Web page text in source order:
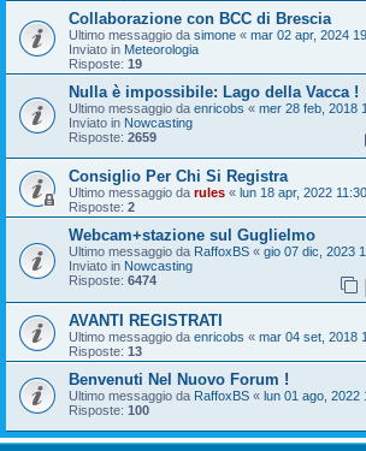
Collaborazione con BCC di Brescia
Ultimo messaggio da simone « mar 02 apr, 2024
Inviato in Meteorologia
Risposte: 19
Nulla è impossibile: Lago della Vacca !
Ultimo messaggio da enricobs « mer 28 feb, 2018
Inviato in Nowcasting
Risposte: 2659
Consiglio Per Chi Si Registra
Ultimo messaggio da rules « lun 18 apr, 2022 11:30
Risposte: 2
Webcam+stazione sul Guglielmo
Ultimo messaggio da RaffoxBS « gio 07 dic, 2023
Inviato in Nowcasting
Risposte: 6474
AVANTI REGISTRATI
Ultimo messaggio da enricobs « mar 04 set, 2018
Risposte: 13
Benvenuti Nel Nuovo Forum !
Ultimo messaggio da RaffoxBS « lun 01 ago, 2022
Risposte: 100